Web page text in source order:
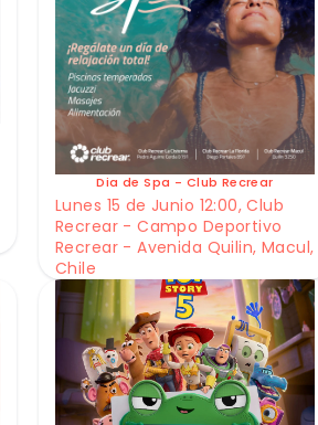
Dia de Spa - Club Recrear
Lunes 15 de Junio 12:00, Club
Recrear - Campo Deportivo
Recrear - Avenida Quilin, Macul,
Chile